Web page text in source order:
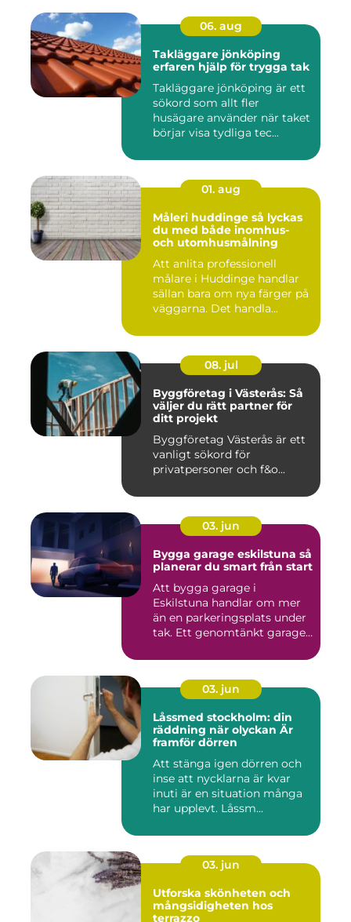
06. aug
Takläggare jönköping
erfaren hjälp för trygga tak
Takläggare jönköping är ett
sökord som allt fler
husägare använder när taket
börjar visa tydliga tec...
01. aug
Måleri huddinge så lyckas
du med både inomhus-
och utomhusmålning
Att anlita professionell
målare i Huddinge handlar
sällan bara om nya färger på
väggarna. Det handla...
08. jul
Byggföretag i Västerås: Så
väljer du rätt partner för
ditt projekt
Byggföretag Västerås är ett
vanligt sökord för
privatpersoner och f&o...
03. jun
Bygga garage eskilstuna så
planerar du smart från start
Att bygga garage i
Eskilstuna handlar om mer
än en parkeringsplats under
tak. Ett genomtänkt garage
03. jun
Låssmed stockholm: din
räddning när olyckan Är
framför dörren
Att stänga igen dörren och
inse att nycklarna är kvar
inuti är en situation många
har upplevt. Låssm...
03. jun
Utforska skönheten och
mångsidigheten hos
terrazzo